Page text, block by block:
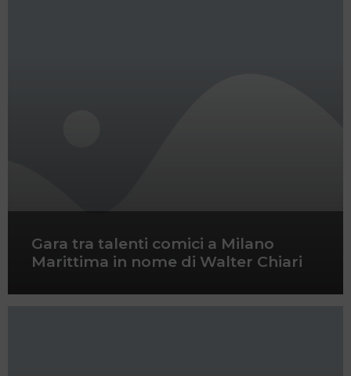
Gara tra talenti comici a Milano
Marittima in nome di Walter Chiari